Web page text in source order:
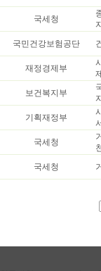
국세청
국민건강보험공단
재정경제부
보건복지부
기획재정부
국세청
국세청